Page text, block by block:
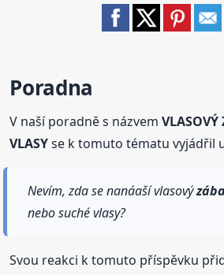
Poradna
V naší poradně s názvemVLASOVÝ
VLASYse k tomuto tématu vyjádřil
Nevím, zda se nanáaší vlasový
nebo suché vlasy?
Svou reakci k tomuto příspěvku